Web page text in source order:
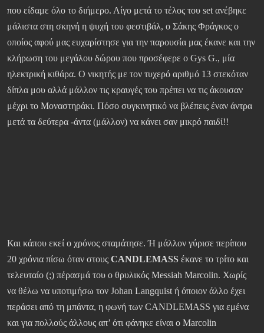
που είδαμε όλο το διήμερο. Λίγο μετά το τέλος του set ανέβηκε
μάλιστα στη σκηνή η ψυχή του φεστιβάλ, ο Σάκης Φράγκος ο
οποίος αφού μας ευχαρίστησε για την παρουσία μας έκανε και την
κλήρωση του μεγάλου δώρου που προσέφερε ο Gys G., μία
ηλεκτρική κιθάρα. Ο νικητής με τον τυχερό αριθμό 13 στεκόταν
δίπλα μου αλλά μάλλον τις κραυγές του πρέπει να τις άκουσαν
μέχρι το Μοναστηράκι. Πόσο συγκινητικό να βλέπεις έναν άντρα
μετά τα δεύτερα -άντα (μάλλον) να κάνει σαν μικρό παιδί!!
Και κάπου εκεί ο χρόνος σταμάτησε. Ή μάλλον γύρισε περίπου
20 χρόνια πίσω όταν στους CANDLEMASS έκανε το τρίτο και
τελευταίο (;) πέρασμά του ο θρυλικός Messiah Marcolin. Χωρίς
να θέλω να υποτιμήσω τον Johan Langquist ή όποιον άλλο έχει
περάσει από τη μπάντα, η φωνή των CANDLEMASS για εμένα
και για πολλούς άλλους απ’ ότι φάνηκε είναι ο Marcolin